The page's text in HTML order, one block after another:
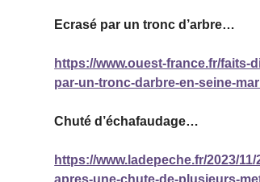
Ecrasé par un tronc d’arbre…
https://www.ouest-france.fr/
par-un-tronc-darbre-en-seine-
Chuté d’échafaudage…
https://www.ladepeche.fr/2023/
apres-une-chute-de-plusieurs-